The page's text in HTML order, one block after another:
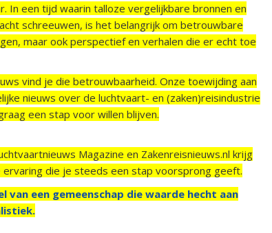
In een tijd waarin talloze vergelijkbare bronnen en
schreeuwen, is het belangrijk om betrouwbare
maar ook perspectief en verhalen die er echt toe
vind je die betrouwbaarheid. Onze toewijding aan
nieuws over de luchtvaart- en (zaken)reisindustrie
een stap voor willen blijven.
Magazine en Zakenreisnieuws.nl krijg
die je steeds een stap voorsprong geeft.
een gemeenschap die waarde hecht aan